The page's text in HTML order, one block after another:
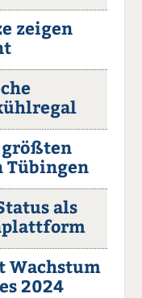
zeigen
Tübingen
als
Wachstum
2024